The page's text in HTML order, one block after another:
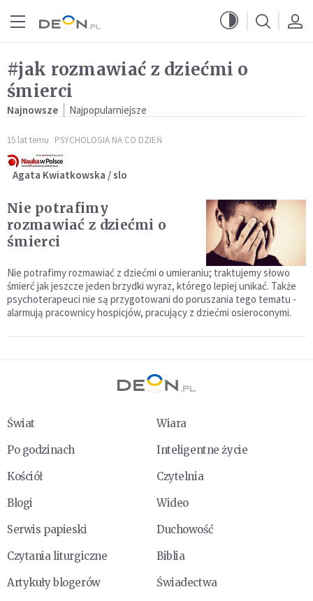
#jak rozmawiać z dziećmi o
śmierci
Najnowsze Najpopularniejsze
15 lat temu PSYCHOLOGIA NA CO DZIEŃ
Agata Kwiatkowska / slo
Nie potrafimy
rozmawiać z dziećmi o
śmierci
Nie potrafimy rozmawiać z dziećmi o umieraniu; traktujemy słowo
śmierć jak jeszcze jeden brzydki wyraz, którego lepiej unikać. Także
psychoterapeuci nie są przygotowani do poruszania tego tematu -
alarmują pracownicy hospicjów, pracujący z dziećmi osieroconymi.
Świat
Wiara
Po godzinach
Inteligentne życie
Kościół
Czytelnia
Blogi
Wideo
Serwis papieski
Duchowość
Czytania liturgiczne
Biblia
Artykuły blogerów
Świadectwa